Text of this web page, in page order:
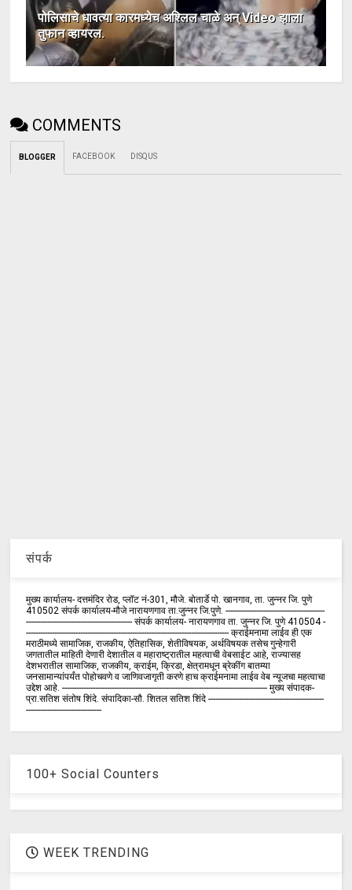
पोलिसाचे धावत्या कारमध्येच अश्लिल चाळे अन् Video झाला
तुफान व्हायरल.
COMMENTS
BLOGGER FACEBOOK DISQUS
संपर्क
मुख्य कार्यालय- दत्तमंदिर रोड, प्लॉट नं-301, मौजे. बोतार्डे पो. खानगाव, ता. जुन्नर जि. पुणे
410502 संपर्क कार्य‍ालय-मौजे नारायणगाव ता.जुन्नर जि.पुणे. ------------------------------------------
--------------------------------------------- संपर्क कार्यालय- नारायणगाव ता. जुन्नर जि. पुणे 410504 -
-------------------------------------------------------------------------------------- क्राईमनामा लाईव ही एक
मराठीमध्ये सामाजिक, राजकीय, ऐतिहासिक, शेतीविषयक, अर्थविषयक तसेच गुन्हेगारी
जगतातील माहिती देणारी देशातील व महाराष्ट्रातील महत्वाची वेबसाईट आहे, राज्यासह
देशभरातील सामाजिक, राजकीय, क्राईम, क्रिडा, क्षेत्रामधून ब्रेकींग बातम्या
जनसामान्यांपर्यंत पोहोचवणे व जाणिवजागृती करणे हाच क्राईमनामा लाईव वेब न्यूजचा महत्वाचा
उद्देश आहे. --------------------------------------------------------------------------------------- मुख्य संपादक-
प्रा.सतिश संतोष शिंदे. संपादिका-सौ. शितल सतिश शिंदे -------------------------------------------------
--------------------------------
100+ Social Counters
WEEK TRENDING